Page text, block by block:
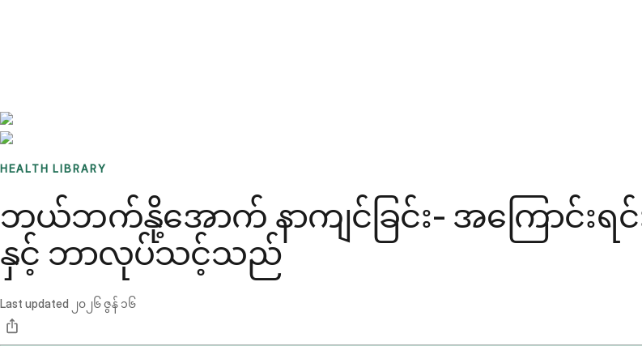
HEALTH LIBRARY
ဘယ်ဘက်နို့အောက် နာကျင်ခြင်း- အကြောင်းရင်
နှင့် ဘာလုပ်သင့်သည်
Last updated ၂၀၂၆ ဇွန် ၁၆